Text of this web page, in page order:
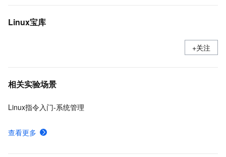
Linux宝库
+关注
相关实验场景
Linux指令入门-系统管理
查看更多